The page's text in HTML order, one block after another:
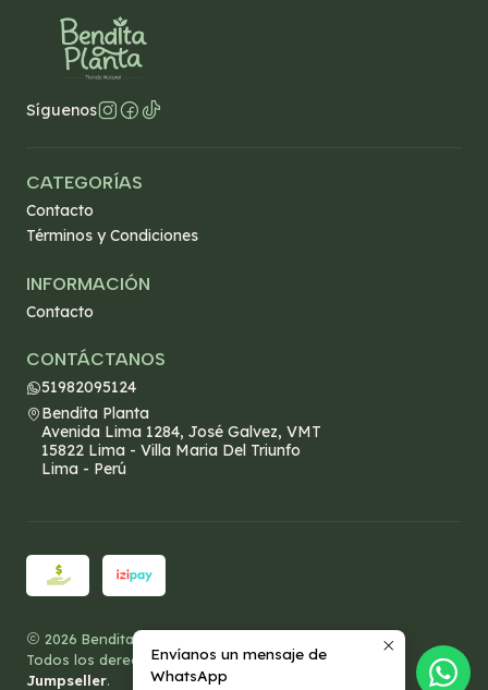
Síguenos
CATEGORÍAS
Contacto
Términos y Condiciones
INFORMACIÓN
Contacto
CONTÁCTANOS
51982095124
Bendita Planta
Avenida Lima 1284, José Galvez, VMT
15822 Lima - Villa Maria Del Triunfo
Lima - Perú
2026 Bendita Planta.
Todos los derechos reservados.Desarrollado por
Jumpseller.
Envíanos un mensaje de
WhatsApp